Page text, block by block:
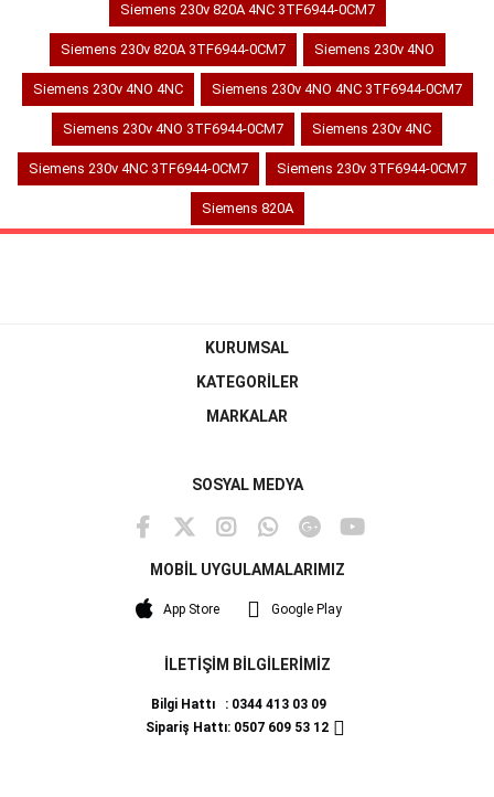
Siemens 230v 820A 4NC 3TF6944-0CM7
Siemens 230v 820A 3TF6944-0CM7 Siemens 230v 4NO
Siemens 230v 4NO 4NC Siemens 230v 4NO 4NC 3TF6944-0CM7
Siemens 230v 4NO 3TF6944-0CM7 Siemens 230v 4NC
Siemens 230v 4NC 3TF6944-0CM7 Siemens 230v 3TF6944-0CM7
Siemens 820A
KURUMSAL
KATEGORİLER
MARKALAR
SOSYAL MEDYA
MOBİL UYGULAMALARIMIZ
App Store Google Play
İLETİŞİM BİLGİLERİMİZ
Bilgi Hattı : 0344 413 03 09
Sipariş Hattı: 0507 609 53 12